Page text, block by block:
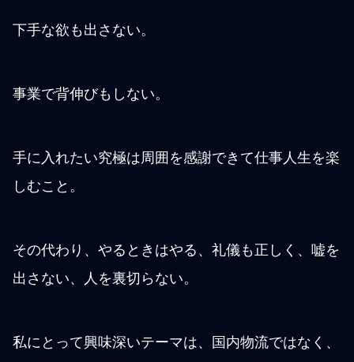
下手な欲も出さない。
事業で背伸びもしない。
手に入れたい究極は周囲を感謝できて仕事人生を楽
しむこと。
その代わり、やるときはやる、礼儀も正しく、嘘を
出さない、人を裏切らない。
私にとって興味深いテーマは、国内物流ではなく、